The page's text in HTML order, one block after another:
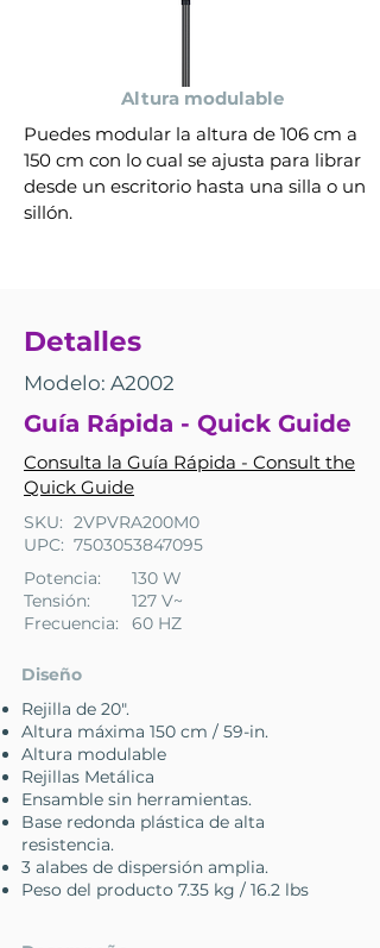
Altura modulable
Puedes modular la altura de 106 cm a
150 cm con lo cual se ajusta para librar
desde un escritorio hasta una silla o un
sillón.
Detalles
Modelo: A2002
Guía Rápida - Quick Guide
Consulta la Guía Rápida - Consult the
Quick Guide
SKU:
UPC:
2VPVRA200M0
7503053847095
Potencia:
Tensión:
Frecuencia:
130 W
127 V~
60 HZ
Diseño
Rejilla de 20".
Altura máxima 150 cm / 59-in.
Altura modulable
Rejillas Metálica
Ensamble sin herramientas.
Base redonda plástica de alta
resistencia.
3 alabes de dispersión amplia.
Peso del producto 7.35 kg / 16.2 lbs